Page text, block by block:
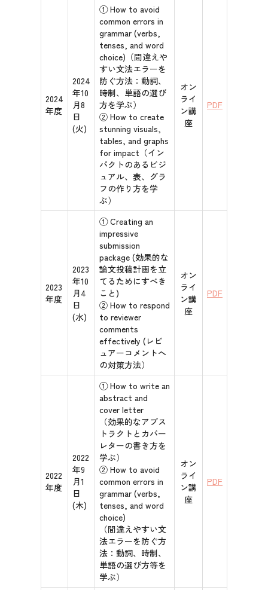
2024
年度
2024
年10
月8
日
(火)
① How to avoid
common errors in
grammar (verbs,
tenses, and word
choice)（間違えや
すい文法エラーを
防ぐ方法：動詞、
時制、単語の選び
方を学ぶ）
② How to create
stunning visuals,
tables, and graphs
for impact（イン
パクトのあるビジ
ュアル、表、グラ
フの作り方を学
ぶ）
オン
ライ
ン講
座
PDF
2023
年度
2023
年10
月4
日
(水)
① Creating an
impressive
submission
package (効果的な
論文投稿計画を立
てるためにすべき
こと)
② How to respond
to reviewer
comments
effectively (レビ
ュアーコメントへ
の対策方法）
オン
ライ
ン講
座
PDF
2022
年度
2022
年9
月1
日
(木)
① How to write an
abstract and
cover letter
（効果的なアブス
トラクトとカバー
レターの書き方を
学ぶ）
② How to avoid
common errors in
grammar (verbs,
tenses, and word
choice)
（間違えやすい文
法エラーを防ぐ方
法：動詞、時制、
単語の選び方等を
学ぶ）
オン
ライ
ン講
座
PDF